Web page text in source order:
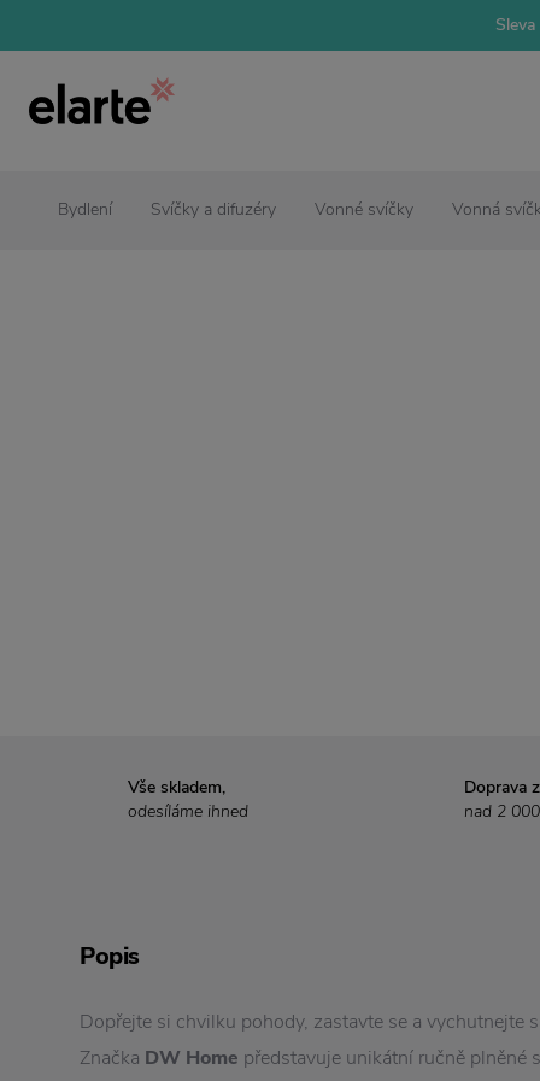
Bydlení Svíčky a difuzéry Vonné svíčky Vonná
Vše skladem,
odesíláme ihned
Doprava
nad 2
Popis
Dopřejte si chvilku pohody, zastavte se a vychutnejte
Značka DW Home představuje unikátní ručně plněné